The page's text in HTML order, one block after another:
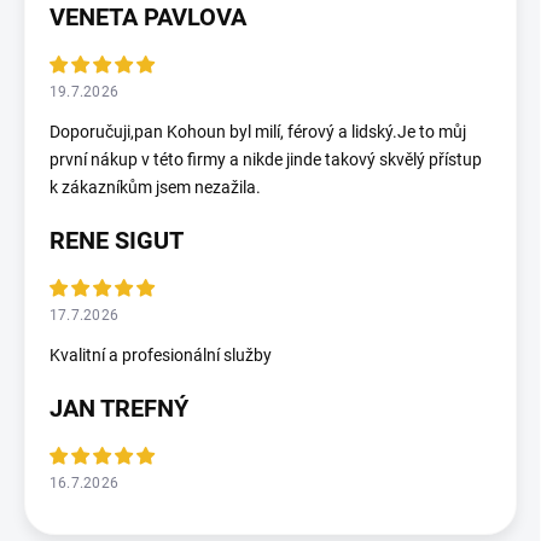
VENETA PAVLOVA
19.7.2026
Doporučuji,pan Kohoun byl milí, férový a lidský.Je to můj
první nákup v této firmy a nikde jinde takový skvělý přístup
k zákazníkům jsem nezažila.
RENE SIGUT
17.7.2026
Kvalitní a profesionální služby
JAN TREFNÝ
16.7.2026